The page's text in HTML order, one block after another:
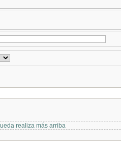
realiza más arriba